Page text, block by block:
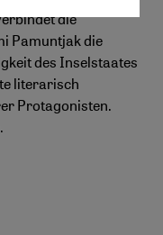
die
Pamuntjak die
des Inselstaates
literarisch
Protagonisten.